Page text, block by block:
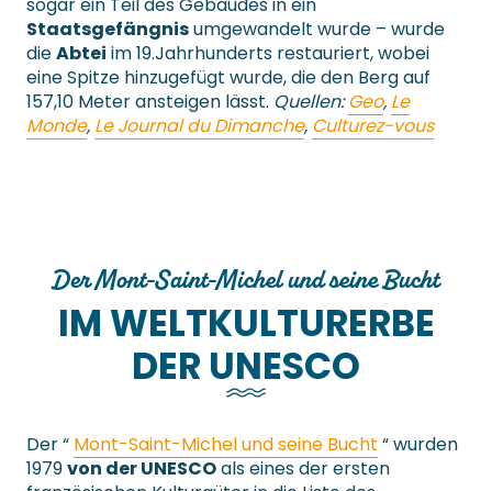
sogar ein Teil des Gebäudes in ein
Staatsgefängnisumgewandelt wurde – wurde
dieAbtei im 19.Jahrhunderts restauriert, wobei
eine Spitze hinzugefügt wurde, die den Berg auf
157,10 Meter ansteigen lässt. Quellen:Geo, Le
Monde, Le Journal du Dimanche, Culturez-vous
Der Mont-Saint-Michel und seine Bucht
IM WELTKULTURERBE
DER UNESCO
Der “ Mont-Saint-Michel und seine Bucht “ wurden
1979von der UNESCOals eines der ersten